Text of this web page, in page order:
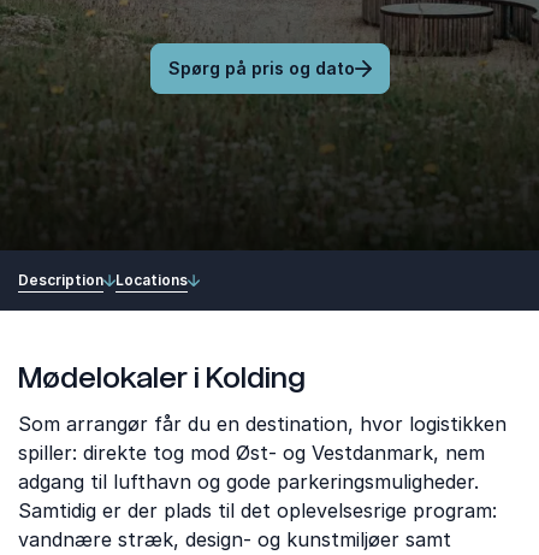
Spørg på pris og dato
Description Locations
Mødelokaler i Kolding
Som arrangør får du en destination, hvor logistikken
spiller: direkte tog mod Øst- og Vestdanmark, nem
adgang til lufthavn og gode parkeringsmuligheder.
Samtidig er der plads til det oplevelsesrige program:
vandnære stræk, design- og kunstmiljøer samt